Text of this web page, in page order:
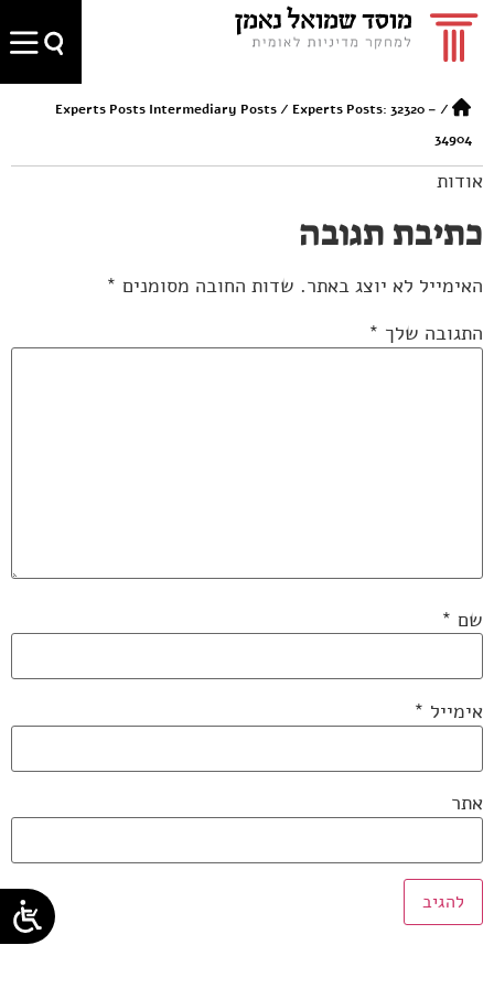
/
Experts Posts Intermediary Posts/ Experts Posts: 32320 –
34904
אודות
כתיבת תגובה
האימייל לא יוצג באתר. שדות החובה מסומנים *
התגובה שלך *
שם *
אימייל *
אתר